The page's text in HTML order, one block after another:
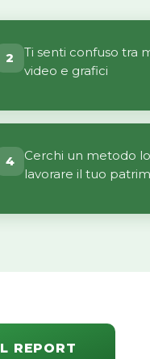
2
Ti senti confuso tra
video e grafici
4
Cerchi un metodo
lavorare il tuo
REPORT